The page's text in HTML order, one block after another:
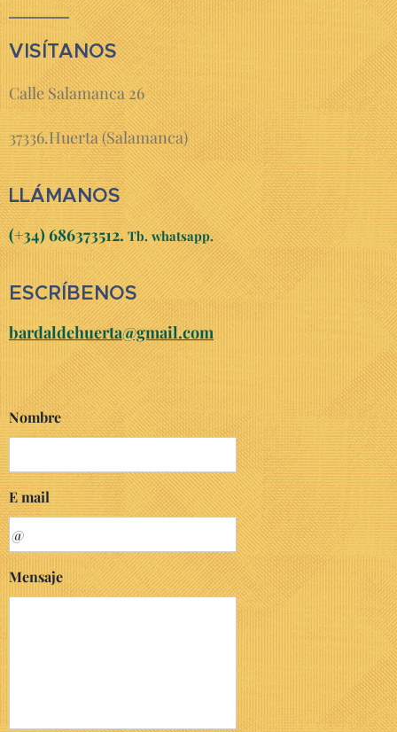
VISÍTANOS
Calle Salamanca 26
37336.Huerta (Salamanca)
LLÁMANOS
(+34) 686373512. Tb. whatsapp.
ESCRÍBENOS
bardaldehuerta@gmail.com
Nombre
E mail
Mensaje